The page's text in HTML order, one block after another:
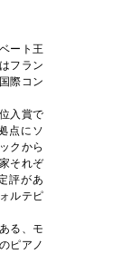
ート王
フラン
際コン
入賞で
点にソ
クから
それぞ
評があ
ルテピ
る、モ
ピアノ